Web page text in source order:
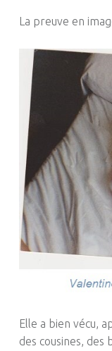
La preuve en
Elle a bien vécu,
des cousines, des